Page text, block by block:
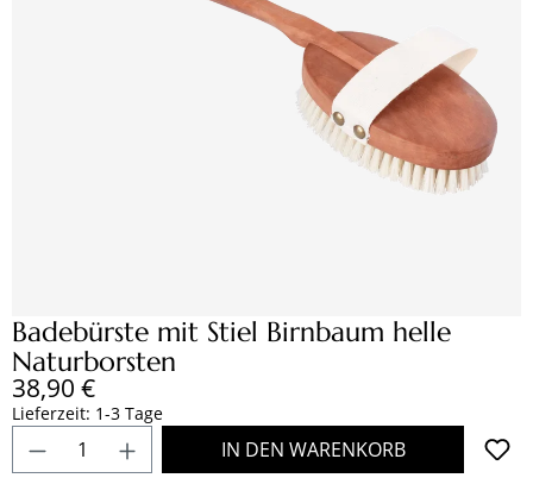
Badebürste mit Stiel Birnbaum helle
Naturborsten
Regulärer Preis:
38,90 €
Lieferzeit: 1-3 Tage
Produkt Anzahl: Gib den gewünschten
IN DEN WARENKORB